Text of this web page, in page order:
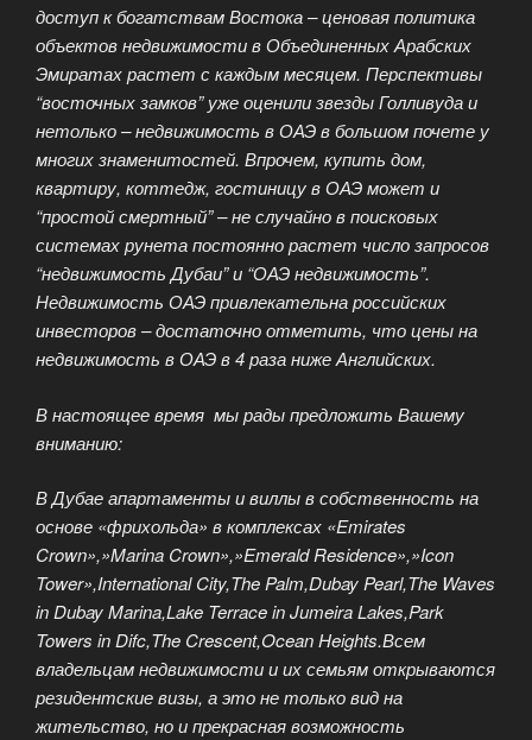
доступ к богатствам Востока – ценовая политика
объектов недвижимости в Объединенных Арабских
Эмиратах растет с каждым месяцем. Перспективы
“восточных замков” уже оценили звезды Голливуда и
нетолько – недвижимость в ОАЭ в большом почете у
многих знаменитостей. Впрочем, купить дом,
квартиру, коттедж, гостиницу в ОАЭ может и
“простой смертный” – не случайно в поисковых
системах рунета постоянно растет число запросов
“недвижимость Дубаи” и “ОАЭ недвижимость”.
Недвижимость ОАЭ привлекательна российских
инвесторов – достаточно отметить, что цены на
недвижимость в ОАЭ в 4 раза ниже Английских.
В настоящее время мы рады предложить Вашему
вниманию:
В Дубае апартаменты и виллы в собственность на
основе «фрихольда» в комплексах «Emirates
Crown»,»Marina Crown»,»Emerald Residence»,»Icon
Tower»,International City,The Palm,Dubay Pearl,The Waves
in Dubay Marina,Lake Terrace in Jumeira Lakes,Park
Towers in Difc,The Crescent,Ocean Heights.Всем
владельцам недвижимости и их семьям открываются
резидентские визы, а это не только вид на
жительство, но и прекрасная возможность